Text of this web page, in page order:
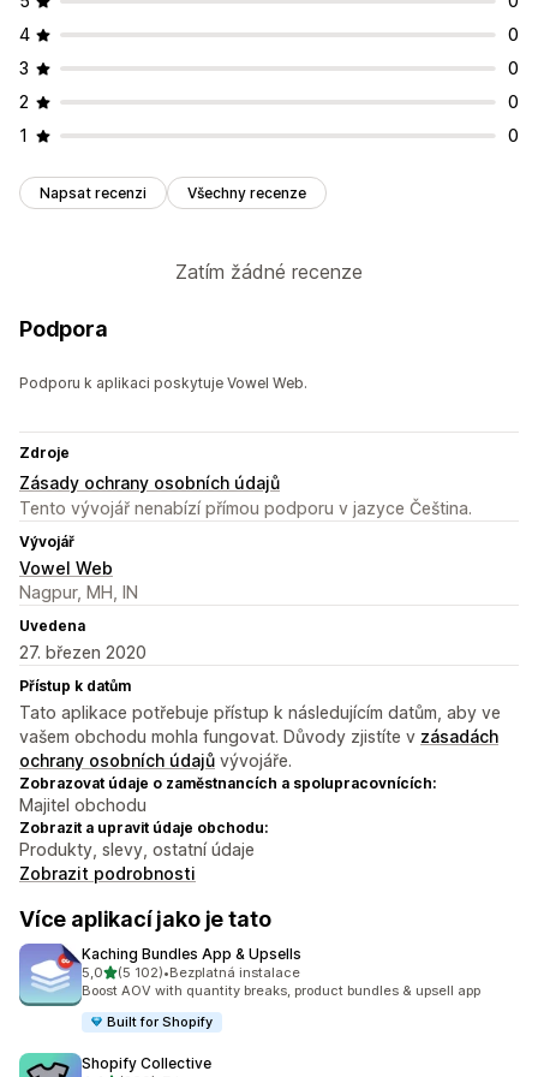
4
0
3
0
2
0
1
0
Napsat recenzi Všechny recenze
Zatím žádné recenze
Podpora
Podporu k aplikaci poskytuje Vowel Web.
Zdroje
Zásady ochrany osobních údajů
Tento vývojář nenabízí přímou podporu v jazyce Čeština.
Vývojář
Vowel Web
Nagpur, MH, IN
Uvedena
27. březen 2020
Přístup k datům
Tato aplikace potřebuje přístup k následujícím datům, aby ve
vašem obchodu mohla fungovat. Důvody zjistíte v zásadách
ochrany osobních údajů vývojáře.
Zobrazovat údaje o zaměstnancích a spolupracovnících:
Majitel obchodu
Zobrazit a upravit údaje obchodu:
Produkty, slevy, ostatní údaje
Zobrazit podrobnosti
Více aplikací jako je tato
Kaching Bundles App & Upsells
5,0z 5 hvězd
(5 102)
Celkový počet recenzí: 5102
•Bezplatná instalace
Boost AOV with quantity breaks, product bundles & upsell app
Built for Shopify
Shopify Collective